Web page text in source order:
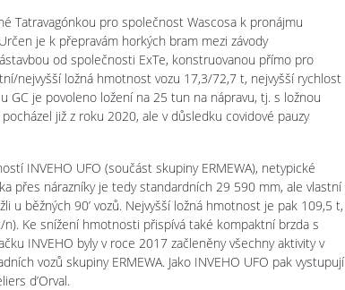
Tatravagónkou pro společnost Wascosa k pronájmu
je k přepravám horkých bram mezi závody
od společnosti ExTe, konstruovanou přímo pro
nejvyšší ložná hmotnost vozu 17,3/72,7 t, nejvyšší rychlost
je povoleno ložení na 25 tun na nápravu, tj. s ložnou
již z roku 2020, ale v důsledku covidové pauzy
INVEHO UFO (součást skupiny ERMEWA), netypické
přes nárazníky je tedy standardních 29 590 mm, ale vlastní
běžných 90’ vozů. Nejvyšší ložná hmotnost je pak 109,5 t,
Ke snížení hmotnosti přispívá také kompaktní brzda s
INVEHO byly v roce 2017 začleněny všechny aktivity v
vozů skupiny ERMEWA. Jako INVEHO UFO pak vystupují
d’Orval.